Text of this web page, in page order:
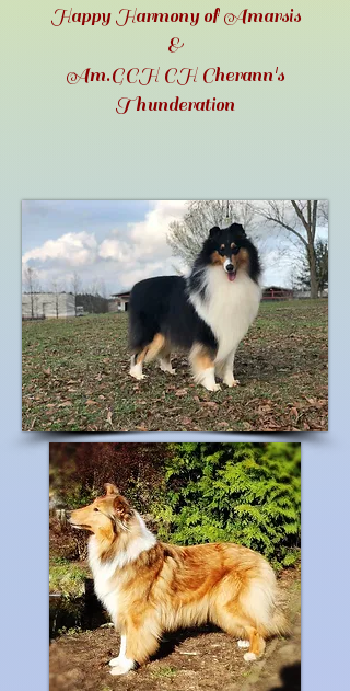
Happy Harmony of Amarsis
&
Am.GCH CH Cherann's
Thunderation